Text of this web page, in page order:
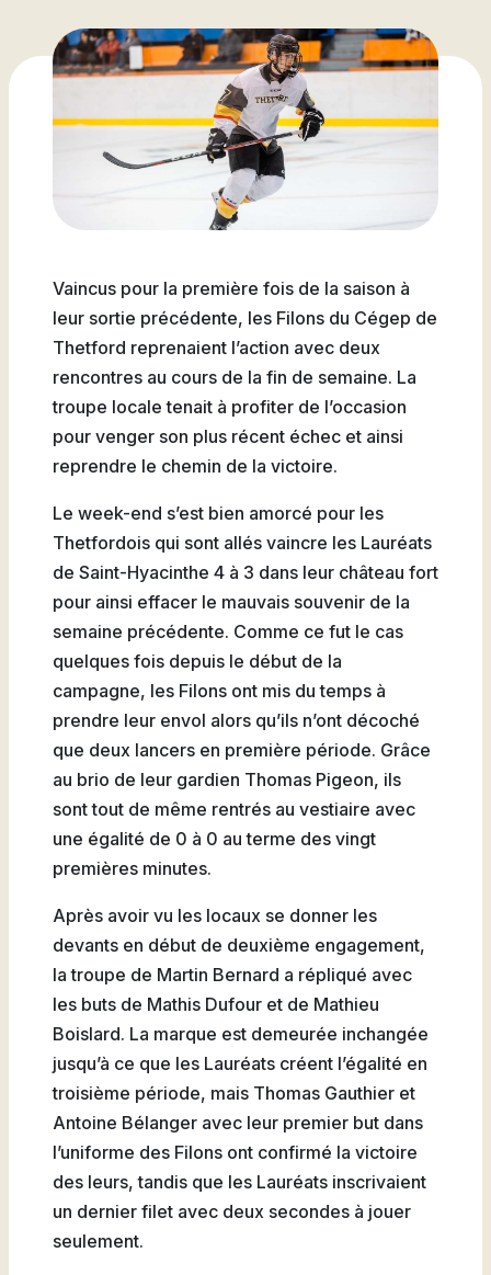
Baseball
Volleyball
Natation
Badminton
Flag
Football
Deviens
Filons
Actualités
Boutique
Partenaires
Foire aux
questions
Nous
joindre
Stationnement
La Fondation du Cégep
Lotbinière
Nos partenaires
Les Presses du Cégep
Campus de Lotbinière
Nouvelles
Nous joindre
collégiales
Stages en alternance
À propos de la formation
générale
Annuaire des
Activités sportives
Visite notre Cégep
Planifie ta rentrée
Coûts à prévoir
Foire aux questions
(FAQ)
Viens discuter avec nous
Expériences et
Foire aux questions de
l’international (FAQ)
Nous joindre
Vaincus pour la première fois de la saison à
leur sortie précédente, les Filons du Cégep de
Thetford reprenaient l’action avec deux
rencontres au cours de la fin de semaine. La
troupe locale tenait à profiter de l’occasion
pour venger son plus récent échec et ainsi
reprendre le chemin de la victoire.
Le week-end s’est bien amorcé pour les
Thetfordois qui sont allés vaincre les Lauréats
de Saint-Hyacinthe 4 à 3 dans leur château fort
pour ainsi effacer le mauvais souvenir de la
semaine précédente. Comme ce fut le cas
quelques fois depuis le début de la
campagne, les Filons ont mis du temps à
prendre leur envol alors qu’ils n’ont décoché
que deux lancers en première période. Grâce
au brio de leur gardien Thomas Pigeon, ils
sont tout de même rentrés au vestiaire avec
une égalité de 0 à 0 au terme des vingt
premières minutes.
Après avoir vu les locaux se donner les
devants en début de deuxième engagement,
la troupe de Martin Bernard a répliqué avec
les buts de Mathis Dufour et de Mathieu
Boislard. La marque est demeurée inchangée
jusqu’à ce que les Lauréats créent l’égalité en
troisième période, mais Thomas Gauthier et
Antoine Bélanger avec leur premier but dans
l’uniforme des Filons ont confirmé la victoire
des leurs, tandis que les Lauréats inscrivaient
un dernier filet avec deux secondes à jouer
seulement.